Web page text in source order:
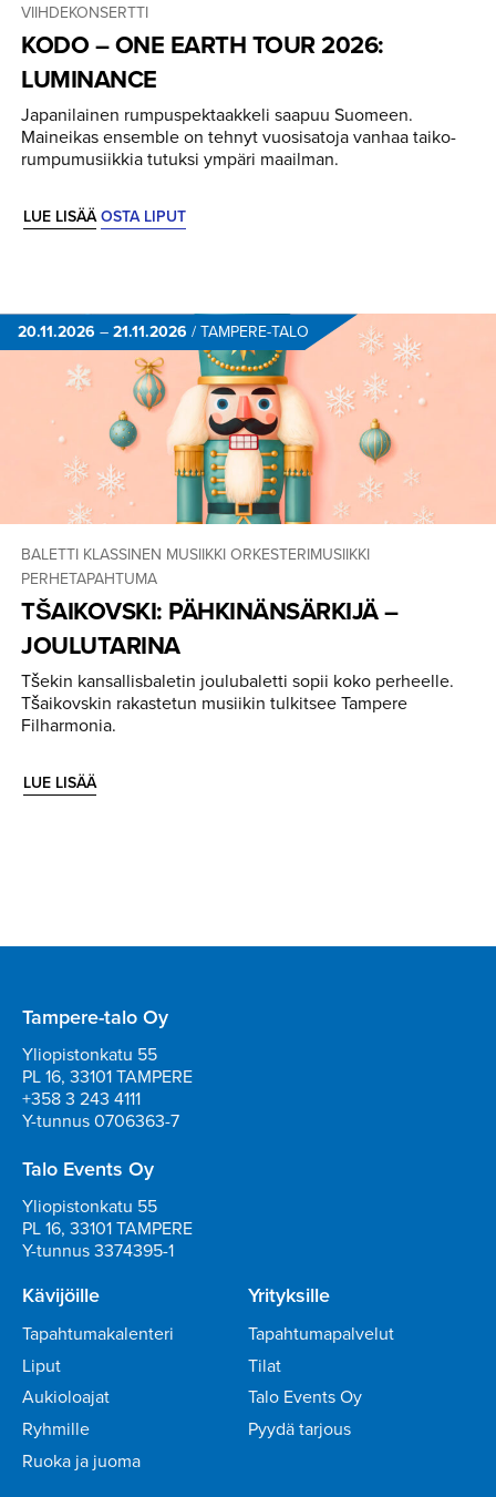
VIIHDEKONSERTTI
KODO – ONE EARTH TOUR 2026:
LUMINANCE
Japanilainen rumpuspektaakkeli saapuu Suomeen.
Maineikas ensemble on tehnyt vuosisatoja vanhaa taiko-
rumpumusiikkia tutuksi ympäri maailman.
LUE LISÄÄ OSTA LIPUT
20.11.2026 – 21.11.2026 / TAMPERE-TALO
BALETTI KLASSINEN MUSIIKKI ORKESTERIMUSIIKKI
PERHETAPAHTUMA
TŠAIKOVSKI: PÄHKINÄN­SÄRKIJÄ –
JOULUTARINA
Tšekin kansallisbaletin joulubaletti sopii koko perheelle.
Tšaikovskin rakastetun musiikin tulkitsee Tampere
Filharmonia.
LUE LISÄÄ
Tampere-talo Oy
Yliopistonkatu 55
PL 16, 33101 TAMPERE
+358 3 243 4111
Y-tunnus 0706363-7
Talo Events Oy
Yliopistonkatu 55
PL 16, 33101 TAMPERE
Y-tunnus 3374395-1
Kävijöille
Tapahtumakalenteri
Liput
Aukioloajat
Ryhmille
Ruoka ja juoma
Yrityksille
Tapahtumapalvelut
Tilat
Talo Events Oy
Pyydä tarjous